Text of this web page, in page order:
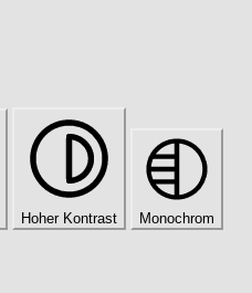
Hoher Kontrast Monochrom